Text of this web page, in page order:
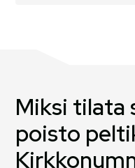
Miksi tilata
poisto